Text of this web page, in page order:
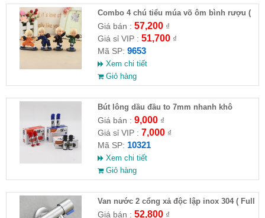
Combo 4 chú tiểu múa võ ôm bình rượu (
HĐ )
Giá bán : 57,200₫
Giá sỉ VIP : 51,700₫
Mã SP: 9653
Xem chi tiết
Giỏ hàng
Bút lông dầu đầu to 7mm nhanh khô
Giá bán : 9,000₫
Giá sỉ VIP : 7,000₫
Mã SP: 10321
Xem chi tiết
Giỏ hàng
Van nước 2 cổng xả độc lập inox 304 ( Full
VAT )
Giá bán : 52,800₫